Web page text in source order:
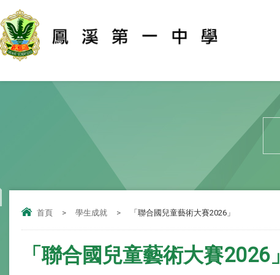
首頁 > 學生成就 > 「聯合國兒童藝術大賽2026」
「聯合國兒童藝術大賽2026」